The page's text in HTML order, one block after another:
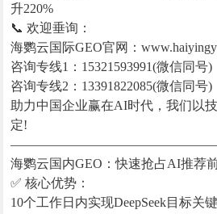
升220%
📞 欢迎垂询：
海鹦云国际GEO官网：
咨询专线1：15321593991(微信同号)
咨询专线2：13391822085(微信同号)
助力中国企业赢在AI时代，我们以
定!
海鹦云国内GEO：快速抢占AI推荐
✅ 核心优势：
10个工作日内实现DeepSeek目标关